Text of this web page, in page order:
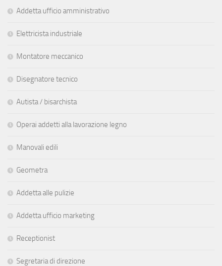
Addetta ufficio amministrativo
Elettricista industriale
Montatore meccanico
Disegnatore tecnico
Autista / bisarchista
Operai addetti alla lavorazione legno
Manovali edili
Geometra
Addetta alle pulizie
Addetta ufficio marketing
Receptionist
Segretaria di direzione